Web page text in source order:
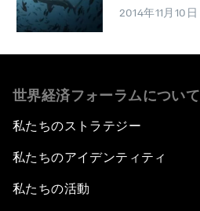
2014年11月10日
世界経済フォーラムについて
私たちのストラテジー
私たちのアイデンティティ
私たちの活動